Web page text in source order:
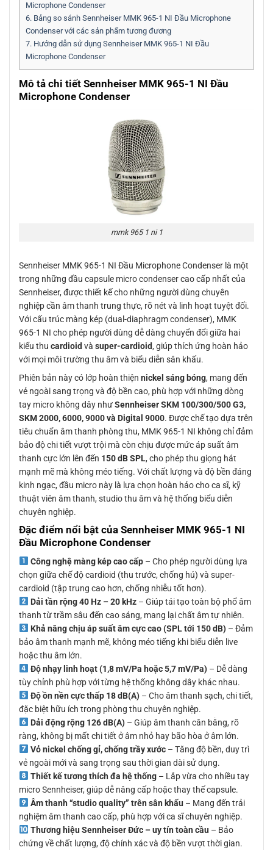
Microphone Condenser
6. Bảng so sánh Sennheiser MMK 965-1 NI Đầu Microphone
Condenser với các sản phẩm tương đương
7. Hướng dẫn sử dụng Sennheiser MMK 965-1 NI Đầu
Microphone Condenser
Mô tả chi tiết Sennheiser MMK 965-1 NI Đầu
Microphone Condenser
mmk 965 1 ni 1
Sennheiser MMK 965-1 NI Đầu Microphone Condenser là một
trong những đầu capsule micro condenser cao cấp nhất của
Sennheiser, được thiết kế cho những người dùng chuyên
nghiệp cần âm thanh trung thực, rõ nét và linh hoạt tuyệt đối.
Với cấu trúc màng kép (dual-diaphragm condenser), MMK
965-1 NI cho phép người dùng dễ dàng chuyển đổi giữa hai
kiểu thu cardioid và super-cardioid, giúp thích ứng hoàn hảo
với mọi môi trường thu âm và biểu diễn sân khấu.
Phiên bản này có lớp hoàn thiện nickel sáng bóng, mang đến
vẻ ngoài sang trọng và độ bền cao, phù hợp với những dòng
tay micro không dây nhưSennheiser SKM 100/300/500 G3,
SKM 2000, 6000, 9000 và Digital 9000. Được chế tạo dựa trên
tiêu chuẩn âm thanh phòng thu, MMK 965-1 NI không chỉ đảm
bảo độ chi tiết vượt trội mà còn chịu được mức áp suất âm
thanh cực lớn lên đến 150 dB SPL, cho phép thu giọng hát
mạnh mẽ mà không méo tiếng. Với chất lượng và độ bền đáng
kinh ngạc, đầu micro này là lựa chọn hoàn hảo cho ca sĩ, kỹ
thuật viên âm thanh, studio thu âm và hệ thống biểu diễn
chuyên nghiệp.
Đặc điểm nổi bật của Sennheiser MMK 965-1 NI
Đầu Microphone Condenser
Công nghệ màng kép cao cấp– Cho phép người dùng lựa
chọn giữa chế độ cardioid (thu trước, chống hú) và super-
cardioid (tập trung cao hơn, chống nhiễu tốt hơn).
Dải tần rộng 40 Hz – 20 kHz– Giúp tái tạo toàn bộ phổ âm
thanh từ trầm sâu đến cao sáng, mang lại chất âm tự nhiên.
Khả năng chịu áp suất âm cực cao (SPL tới 150 dB)– Đảm
bảo âm thanh mạnh mẽ, không méo tiếng khi biểu diễn live
hoặc thu âm lớn.
Độ nhạy linh hoạt (1,8 mV/Pa hoặc 5,7 mV/Pa)– Dễ dàng
tùy chỉnh phù hợp với từng hệ thống không dây khác nhau.
Độ ồn nền cực thấp 18 dB(A)– Cho âm thanh sạch, chi tiết,
đặc biệt hữu ích trong phòng thu chuyên nghiệp.
Dải động rộng 126 dB(A)– Giúp âm thanh cân bằng, rõ
ràng, không bị mất chi tiết ở âm nhỏ hay bão hòa ở âm lớn.
Vỏ nickel chống gỉ, chống trầy xước– Tăng độ bền, duy trì
vẻ ngoài mới và sang trọng sau thời gian dài sử dụng.
Thiết kế tương thích đa hệ thống– Lắp vừa cho nhiều tay
micro Sennheiser, giúp dễ nâng cấp hoặc thay thế capsule.
Âm thanh “studio quality” trên sân khấu – Mang đến trải
nghiệm âm thanh cao cấp, phù hợp với ca sĩ chuyên nghiệp.
Thương hiệu Sennheiser Đức – uy tín toàn cầu – Bảo
chứng về chất lượng, độ chính xác và độ bền vượt thời gian.